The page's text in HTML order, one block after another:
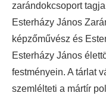
zarándokcsoport
Esterházy János
képzőművész és
Esterházy János
festményein. A tárlat
szemlélteti a mártír